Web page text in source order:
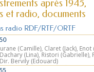
après 1945,
et radio, documents
radio RDF/RTF/ORTF
(Camille), Claret (Jack),
(Lina), Ristori (Gabrielle),
Bervily (Edouard)